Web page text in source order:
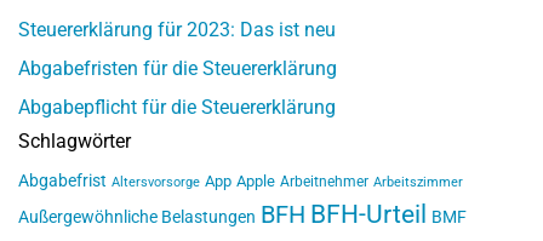
Steuererklärung für 2023: Das ist neu
Abgabefristen für die Steuererklärung
Abgabepflicht für die Steuererklärung
Schlagwörter
Abgabefrist Altersvorsorge App Apple Arbeitnehmer Arbeitszimmer
Außergewöhnliche Belastungen BFH BFH-Urteil BMF